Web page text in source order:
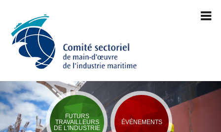
FUTURS
TRAVAILLEURS
DE L'INDUSTRIE
ÉVÉNEMENTS